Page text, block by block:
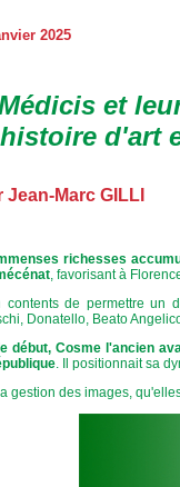
2025
et
d'art
Jean-Marc GILLI
richesses
, favorisant à
de permettre un
Donatello, Beato
début, Cosme l'ancien
. Il positionnait sa
des images,